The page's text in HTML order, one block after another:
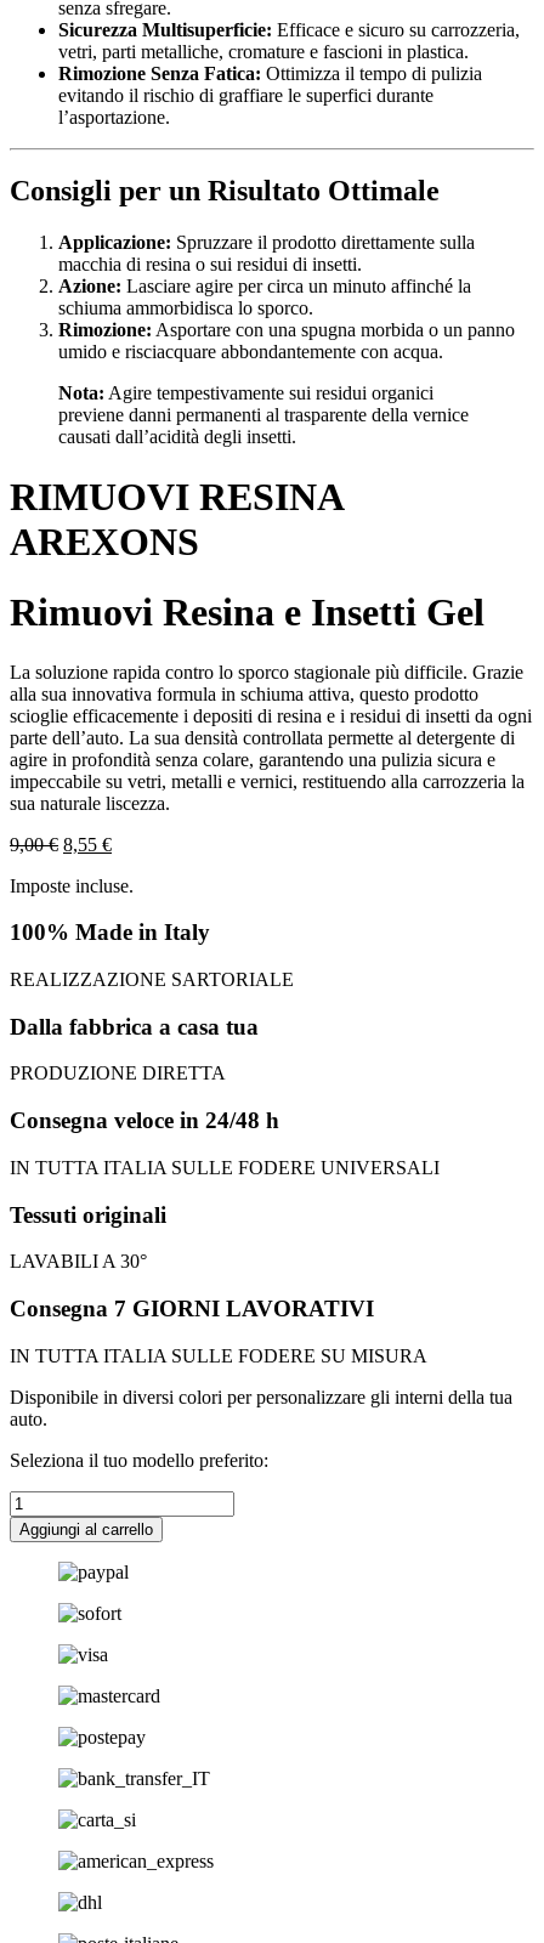
senza sfregare.
Sicurezza Multisuperficie: Efficace e sicuro su carrozzeria,
vetri, parti metalliche, cromature e fascioni in plastica.
Rimozione Senza Fatica: Ottimizza il tempo di pulizia
evitando il rischio di graffiare le superfici durante
l’asportazione.
Consigli per un Risultato Ottimale
Applicazione: Spruzzare il prodotto direttamente sulla
macchia di resina o sui residui di insetti.
Azione: Lasciare agire per circa un minuto affinché la
schiuma ammorbidisca lo sporco.
Rimozione: Asportare con una spugna morbida o un panno
umido e risciacquare abbondantemente con acqua.
Nota: Agire tempestivamente sui residui organici
previene danni permanenti al trasparente della vernice
causati dall’acidità degli insetti.
RIMUOVI RESINA
AREXONS
Rimuovi Resina e Insetti Gel
La soluzione rapida contro lo sporco stagionale più difficile. Grazie
alla sua innovativa formula in schiuma attiva, questo prodotto
scioglie efficacemente i depositi di resina e i residui di insetti da ogni
parte dell’auto. La sua densità controllata permette al detergente di
agire in profondità senza colare, garantendo una pulizia sicura e
impeccabile su vetri, metalli e vernici, restituendo alla carrozzeria la
sua naturale liscezza.
9,00€ 8,55 €
Imposte incluse.
100% Made in Italy
REALIZZAZIONE SARTORIALE
Dalla fabbrica a casa tua
PRODUZIONE DIRETTA
Consegna veloce in 24/48 h
IN TUTTA ITALIA SULLE FODERE UNIVERSALI
Tessuti originali
LAVABILI A 30°
Consegna 7 GIORNI LAVORATIVI
IN TUTTA ITALIA SULLE FODERE SU MISURA
Disponibile in diversi colori per personalizzare gli interni della tua
auto.
Seleziona il tuo modello preferito:
RIMUOVI
RESINA
AREXONS
quantità
Aggiungi al carrello